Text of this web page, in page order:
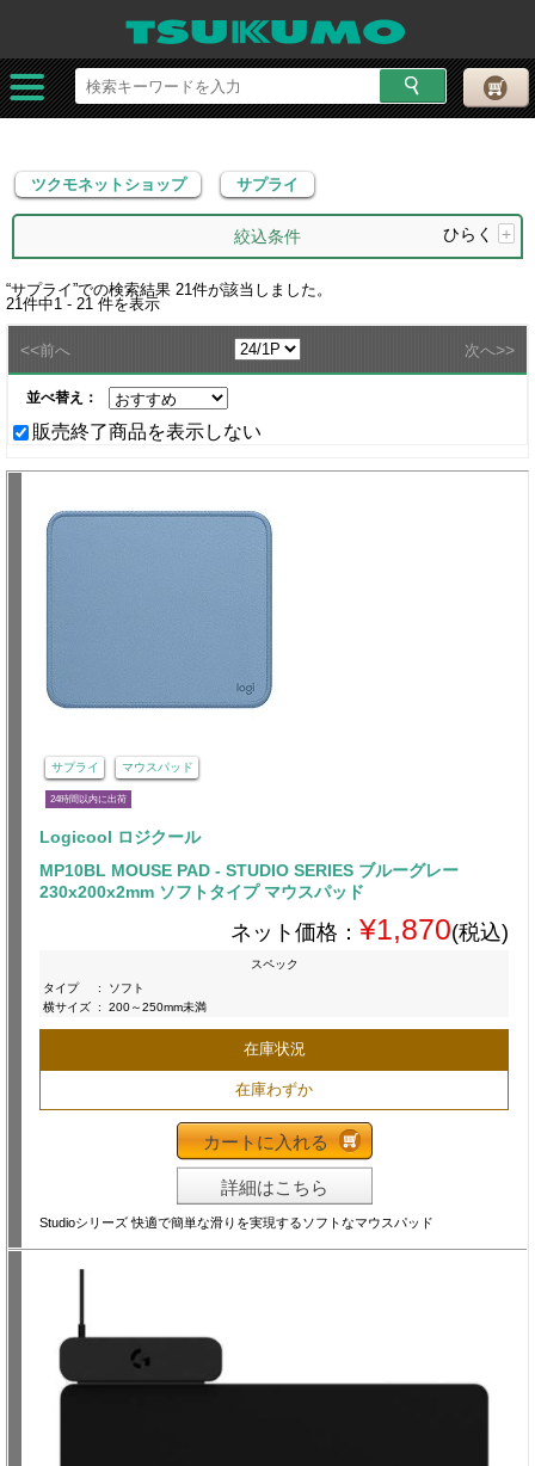
ツクモネットショップ サプライ
ツクモネットショップ サプライ
絞込条件 ひらく +
“サプライ”での検索結果 21件が該当しました。
21件中1 - 21 件を表示
<<前へ 次へ>>
並べ替え：
販売終了商品を表示しない
サプライ マウスパッド
24時間以内に出荷
Logicool ロジクール
MP10BL MOUSE PAD - STUDIO SERIES ブルーグレー
230x200x2mm ソフトタイプ マウスパッド
ネット価格： ¥1,870(税込)
スペック
タイプ
:
ソフト
横サイズ : 200～250mm未満
在庫状況
在庫わずか
カートに入れる
詳細はこちら
Studioシリーズ 快適で簡単な滑りを実現するソフトなマウスパッド